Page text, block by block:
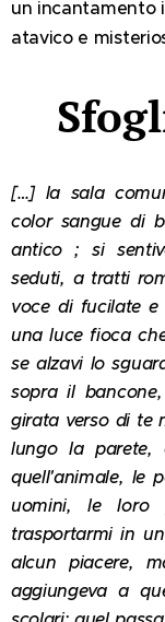
un incantamento
atavico e
[…] la sala
color sangue di
antico ; si
seduti, a tratti
voce di fucilate e
una luce fioca
se alzavi lo
sopra il
girata verso di te
lungo la
quell'animale, le
uomini, le loro
trasportarmi in
alcun piacere,
aggiungeva a